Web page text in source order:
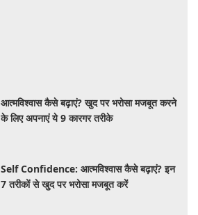
आत्मविश्वास कैसे बढ़ाएं? खुद पर भरोसा मजबूत करने
के लिए अपनाएं ये 9 कारगर तरीके
Self Confidence: आत्मविश्वास कैसे बढ़ाएं? इन
7 तरीकों से खुद पर भरोसा मजबूत करें